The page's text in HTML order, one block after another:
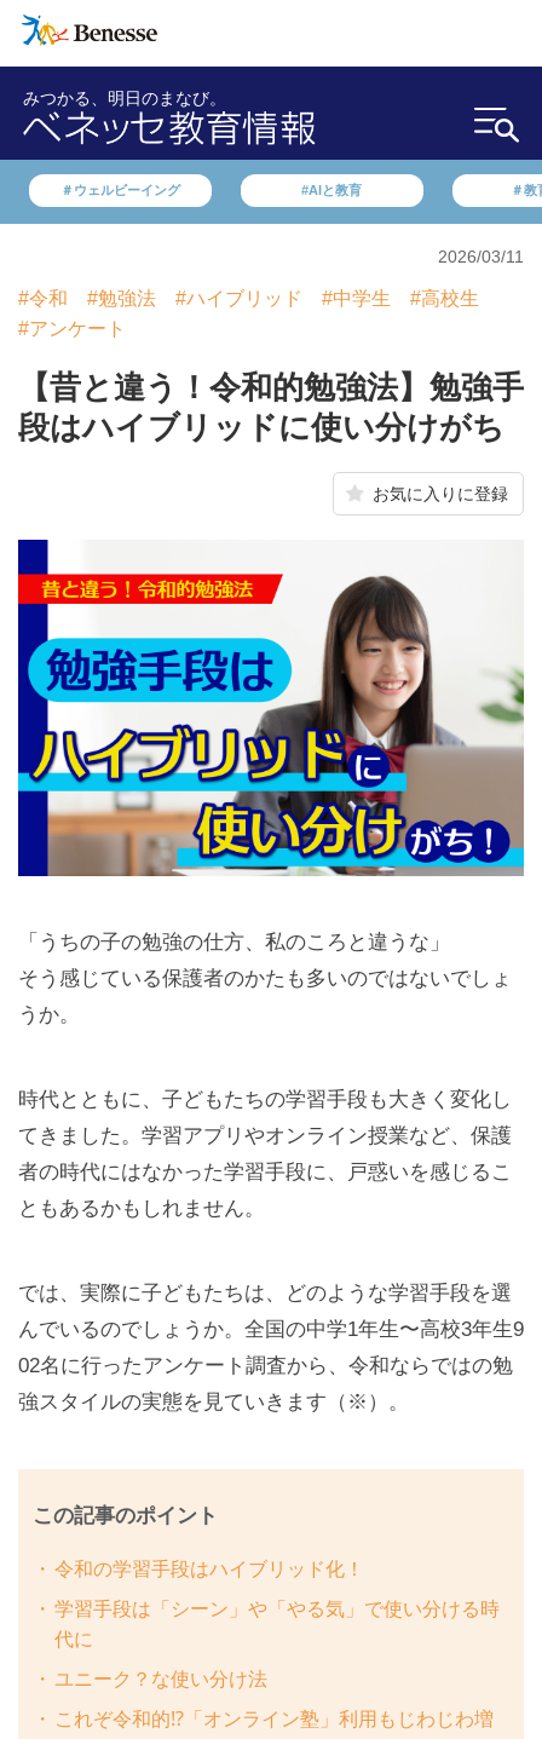
みつかる、明日のまなび。
＃ウェルビーイング #AIと教育 ＃教
2026/03/11
#令和 #勉強法 #ハイブリッド #中学生
#高校生
#アンケート
【昔と違う！令和的勉強法】勉強手
段はハイブリッドに使い分けがち
お気に入りに登録
「うちの子の勉強の仕方、私のころと違うな」
そう感じている保護者のかたも多いのではないでしょ
うか。
時代とともに、子どもたちの学習手段も大きく変化し
てきました。学習アプリやオンライン授業など、保護
者の時代にはなかった学習手段に、戸惑いを感じるこ
ともあるかもしれません。
では、実際に子どもたちは、どのような学習手段を選
んでいるのでしょうか。全国の中学1年生〜高校3年生9
02名に行ったアンケート調査から、令和ならではの勉
強スタイルの実態を見ていきます（※）。
この記事のポイント
令和の学習手段はハイブリッド化！
学習手段は「シーン」や「やる気」で使い分ける時
代に
ユニーク？な使い分け法
これぞ令和的⁉︎「オンライン塾」利用もじわじわ増